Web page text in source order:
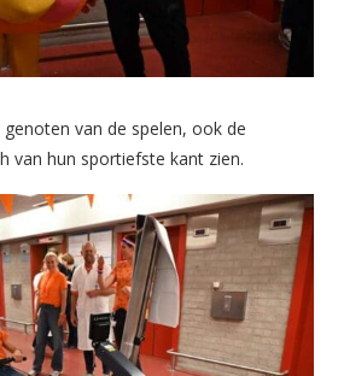
van de spelen, ook de
van hun sportiefste kant zien.